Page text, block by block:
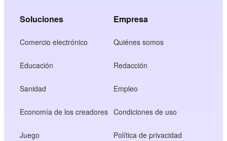
Soluciones
Comercio electrónico
Educación
Sanidad
Economía de los creadores
Juego
Empresa
Quiénes somos
Redacción
Empleo
Condiciones de uso
Política de privacidad